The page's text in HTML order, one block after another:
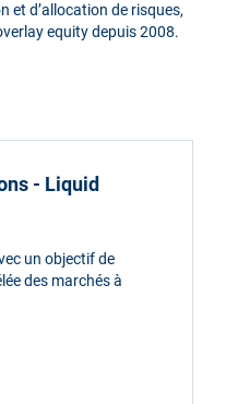
et d’allocation de risques,
equity depuis 2008.
- Liquid
un objectif de
des marchés à